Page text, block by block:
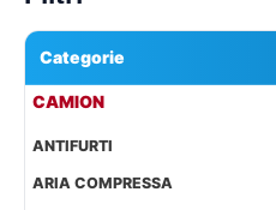
Categorie
CAMION
ANTIFURTI
ARIA COMPRESSA